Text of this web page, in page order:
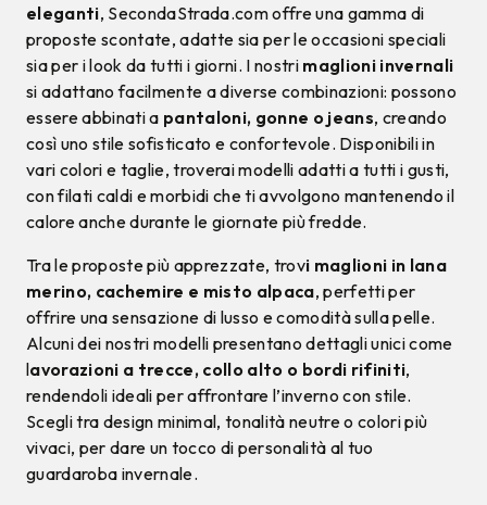
eleganti, SecondaStrada.com offre una gamma di
proposte scontate, adatte sia per le occasioni speciali
sia per i look da tutti i giorni. I nostri maglioni invernali
si adattano facilmente a diverse combinazioni: possono
essere abbinati a pantaloni, gonne o jeans, creando
così uno stile sofisticato e confortevole. Disponibili in
vari colori e taglie, troverai modelli adatti a tutti i gusti,
con filati caldi e morbidi che ti avvolgono mantenendo il
calore anche durante le giornate più fredde.
Tra le proposte più apprezzate, trovi maglioni in lana
merino, cachemire e misto alpaca, perfetti per
offrire una sensazione di lusso e comodità sulla pelle.
Alcuni dei nostri modelli presentano dettagli unici come
lavorazioni a trecce, collo alto o bordi rifiniti,
rendendoli ideali per affrontare l’inverno con stile.
Scegli tra design minimal, tonalità neutre o colori più
vivaci, per dare un tocco di personalità al tuo
guardaroba invernale.